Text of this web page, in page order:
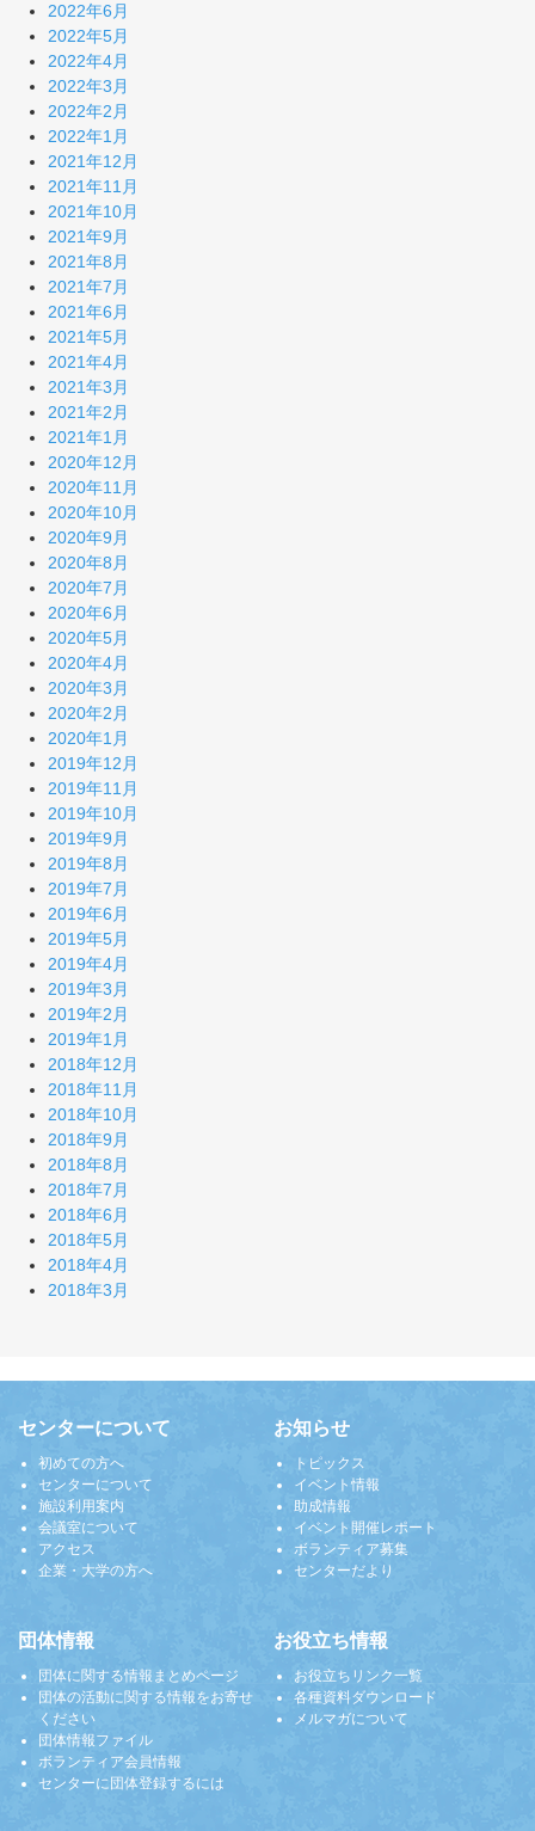
2022年6月
2022年5月
2022年4月
2022年3月
2022年2月
2022年1月
2021年12月
2021年11月
2021年10月
2021年9月
2021年8月
2021年7月
2021年6月
2021年5月
2021年4月
2021年3月
2021年2月
2021年1月
2020年12月
2020年11月
2020年10月
2020年9月
2020年8月
2020年7月
2020年6月
2020年5月
2020年4月
2020年3月
2020年2月
2020年1月
2019年12月
2019年11月
2019年10月
2019年9月
2019年8月
2019年7月
2019年6月
2019年5月
2019年4月
2019年3月
2019年2月
2019年1月
2018年12月
2018年11月
2018年10月
2018年9月
2018年8月
2018年7月
2018年6月
2018年5月
2018年4月
2018年3月
センターについて
初めての方へ
センターについて
施設利用案内
会議室について
アクセス
企業・大学の方へ
お知らせ
トピックス
イベント情報
助成情報
イベント開催レポート
ボランティア募集
センターだより
団体情報
団体に関する情報まとめページ
団体の活動に関する情報をお寄せ
ください
団体情報ファイル
ボランティア会員情報
センターに団体登録するには
お役立ち情報
お役立ちリンク一覧
各種資料ダウンロード
メルマガについて